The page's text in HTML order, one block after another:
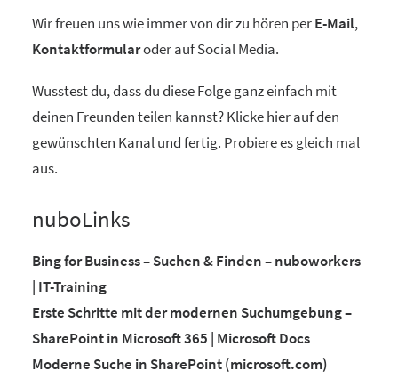
Wir freuen uns wie immer von dir zu hören perE-Mail,
Kontaktformularoder auf Social Media.
Wusstest du, dass du diese Folge ganz einfach mit
deinen Freunden teilen kannst? Klicke hier auf den
gewünschten Kanal und fertig. Probiere es gleich mal
aus.
nuboLinks
Bing for Business – Suchen & Finden – nuboworkers
| IT-Training
Erste Schritte mit der modernen Suchumgebung –
SharePoint in Microsoft 365 | Microsoft Docs
Moderne Suche in SharePoint (microsoft.com)